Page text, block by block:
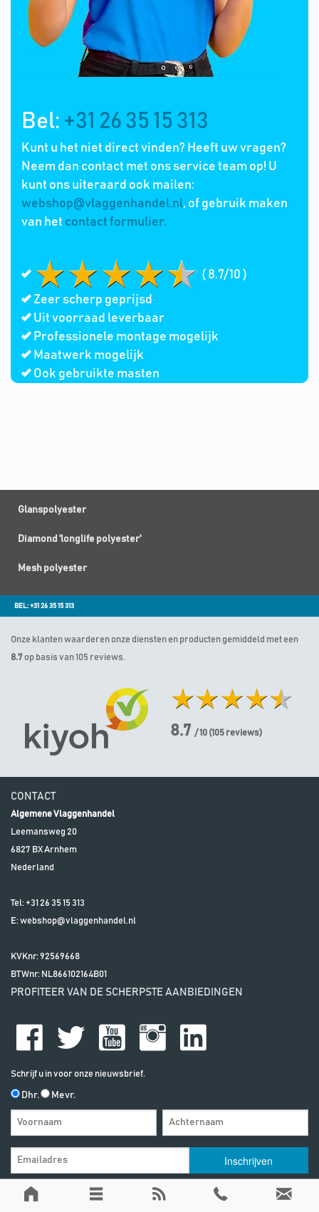
Bel: +31 26 35 15 313
Kunt u het niet direct vinden? Heeft uw vragen?
Neem dan contact met ons service team op! U
kunt ons uiteraard ook mailen:
webshop@vlaggenhandel.nl, of gebruik maken
van het contact formulier.
( 8.7/10 )
Zeer scherp geprijsd
Uit voorraad leverbaar
Professionele montage mogelijk
Maatwerk mogelijk
Ook gebruikte masten
Glanspolyester
Diamond 'longlife polyester'
Mesh polyester
BEL: +31 26 35 15 313
Onze klanten waarderen onze diensten en producten gemiddeld met een
8.7 op basis van 105 reviews.
8.7 / 10 (105 reviews)
CONTACT
Algemene Vlaggenhandel
Leemansweg 20
6827 BXArnhem
Nederland
Tel: +31 26 35 15 313
E:webshop@vlaggenhandel.nl
KVKnr: 92569668
BTWnr: NL866102164B01
PROFITEER VAN DE SCHERPSTE AANBIEDINGEN
Schrijf u in voor onze nieuwsbrief.
Dhr. Mevr.
Algemene Voorwaarden| | Alle vermelde prijzen zijn exclusief btw, tenzij